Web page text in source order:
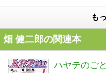
も
畑 健二郎の関連本
ハヤテのご